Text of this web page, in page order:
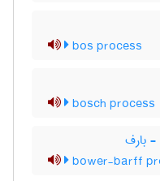
bos process
bosch process
- بارف
bower-barff